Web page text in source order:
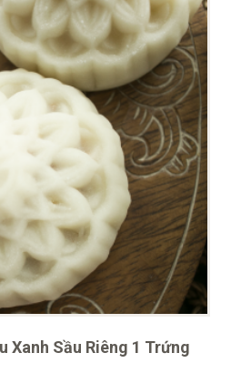
Xanh Sầu Riêng 1 Trứng